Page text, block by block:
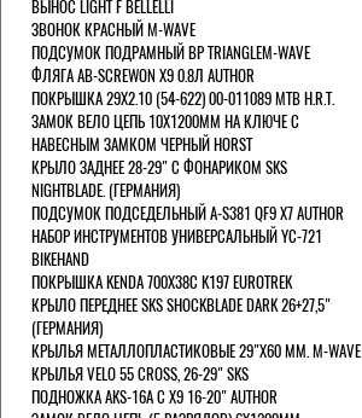
ВЫНОС LIGHT F BELLELLI
ЗВОНОК КРАСНЫЙ M-WAVE
ПОДСУМОК ПОДРАМНЫЙ BP TRIANGLEM-WAVE
ФЛЯГА AB-SCREWON X9 0.8Л AUTHOR
ПОКРЫШКА 29X2.10 (54-622) 00-011089 MTB H.R.T.
ЗАМОК ВЕЛО ЦЕПЬ 10Х1200ММ НА КЛЮЧЕ С
НАВЕСНЫМ ЗАМКОМ ЧЕРНЫЙ HORST
КРЫЛО ЗАДНЕЕ 28-29" С ФОНАРИКОМ SKS
NIGHTBLADE. (ГЕРМАНИЯ)
ПОДСУМОК ПОДСЕДЕЛЬНЫЙ A-S381 QF9 X7 AUTHOR
НАБОР ИНСТРУМЕНТОВ УНИВЕРСАЛЬНЫЙ YC-721
BIKEHAND
ПОКРЫШКА KENDA 700Х38С K197 EUROTREK
КРЫЛО ПЕРЕДНЕЕ SKS SHOCKBLADE DARK 26+27,5"
(ГЕРМАНИЯ)
КРЫЛЬЯ МЕТАЛЛОПЛАСТИКОВЫЕ 29"Х60 ММ. M-WAVE
КРЫЛЬЯ VELO 55 CROSS, 26-29" SKS
ПОДНОЖКА AKS-16A C X9 16-20" AUTHOR